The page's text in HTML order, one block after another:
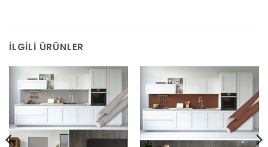
İLGILI ÜRÜNLER